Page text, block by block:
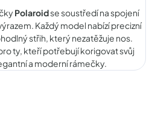
Polaroidse soustředí na spojení
Každý model nabízí precizní
střih, který nezatěžuje nos.
ty, kteří potřebují korigovat svůj
a moderní rámečky.